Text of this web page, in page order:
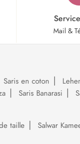
Mail &
Saris en coton
Saris Banarasi
taille Salwar